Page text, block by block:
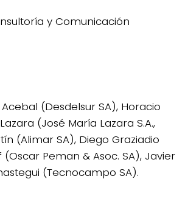
y Comunicación
(Desdelsur SA), Horacio
(José María Lazara S.A.,
(Alimar SA), Diego Graziadio
Peman & Asoc. SA), Javier
(Tecnocampo SA).